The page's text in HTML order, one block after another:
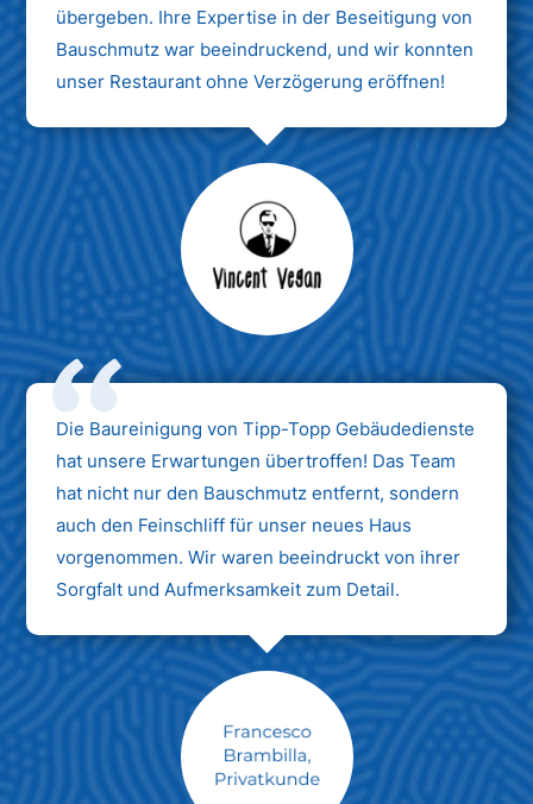
übergeben. Ihre Expertise in der Beseitigung von
Bauschmutz war beeindruckend, und wir konnten
unser Restaurant ohne Verzögerung eröffnen!
Max Mustermann
Unternehmen AG
Die Baureinigung von Tipp-Topp Gebäudedienste
hat unsere Erwartungen übertroffen! Das Team
hat nicht nur den Bauschmutz entfernt, sondern
auch den Feinschliff für unser neues Haus
vorgenommen. Wir waren beeindruckt von ihrer
Sorgfalt und Aufmerksamkeit zum Detail.